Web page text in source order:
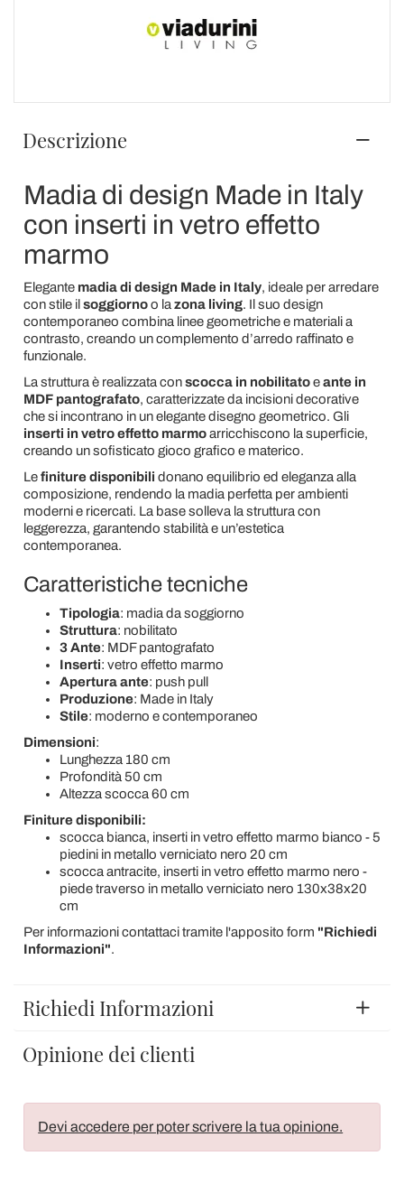
Descrizione
Madia di design Made in Italy
con inserti in vetro effetto
marmo
Elegante madia di design Made in Italy, ideale per arredare
con stile il soggiornoo la zona living. Il suo design
contemporaneo combina linee geometriche e materiali a
contrasto, creando un complemento d’arredo raffinato e
funzionale.
La struttura è realizzata conscocca in nobilitatoeante in
MDF pantografato, caratterizzate da incisioni decorative
che si incontrano in un elegante disegno geometrico. Gli
inserti in vetro effetto marmoarricchiscono la superficie,
creando un sofisticato gioco grafico e materico.
Lefiniture disponibili donano equilibrio ed eleganza alla
composizione, rendendo la madia perfetta per ambienti
moderni e ricercati. La base solleva la struttura con
leggerezza, garantendo stabilità e un’estetica
contemporanea.
Caratteristiche tecniche
Tipologia: madia da soggiorno
Struttura: nobilitato
3 Ante: MDF pantografato
Inserti: vetro effetto marmo
Apertura ante: push pull
Produzione: Made in Italy
Stile: moderno e contemporaneo
Dimensioni:
Lunghezza 180 cm
Profondità 50 cm
Altezza scocca 60 cm
Finiture disponibili:
scocca bianca, inserti in vetro effetto marmo bianco - 5
piedini in metallo verniciato nero 20 cm
scocca antracite, inserti in vetro effetto marmo nero -
piede traverso in metallo verniciato nero 130x38x20
cm
Per informazioni contattaci tramite l'apposito form "Richiedi
Informazioni".
Richiedi Informazioni
Opinione dei clienti
Devi accedere per poter scrivere la tua opinione.